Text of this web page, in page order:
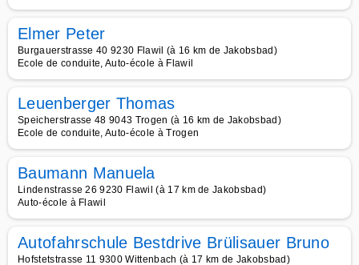
Elmer Peter
Burgauerstrasse 40 9230 Flawil (à 16 km de Jakobsbad)
Ecole de conduite, Auto-école à Flawil
Leuenberger Thomas
Speicherstrasse 48 9043 Trogen (à 16 km de Jakobsbad)
Ecole de conduite, Auto-école à Trogen
Baumann Manuela
Lindenstrasse 26 9230 Flawil (à 17 km de Jakobsbad)
Auto-école à Flawil
Autofahrschule Bestdrive Brülisauer Bruno
Hofstetstrasse 11 9300 Wittenbach (à 17 km de Jakobsbad)